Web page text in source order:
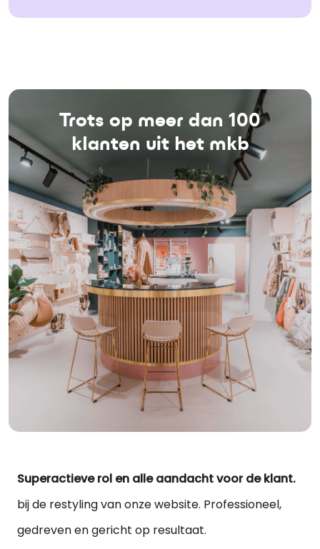
Trots op meer dan 100
klanten uit het mkb
Superactieve rol en alle aandacht voor de klant.
bij de restyling van onze website. Professioneel,
gedreven en gericht op resultaat.